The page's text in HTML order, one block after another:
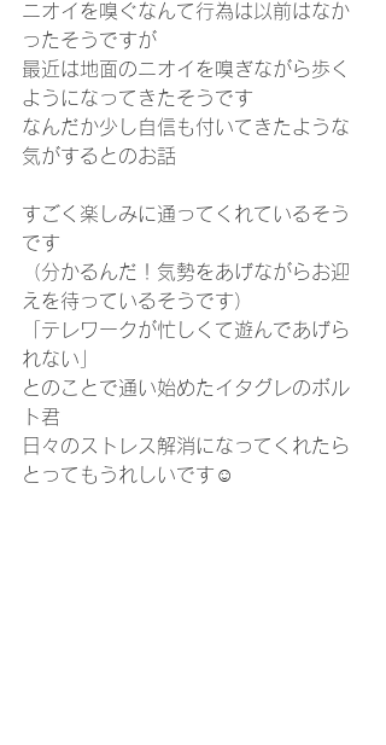
ニオイを嗅ぐなんて行為は以前はなか
ったそうですが
最近は地面のニオイを嗅ぎながら歩く
ようになってきたそうです
なんだか少し自信も付いてきたような
気がするとのお話
すごく楽しみに通ってくれているそう
です
（分かるんだ！気勢をあげながらお迎
えを待っているそうです）
「テレワークが忙しくて遊んであげら
れない」
とのことで通い始めたイタグレのボル
ト君
日々のストレス解消になってくれたら
とってもうれしいです☺